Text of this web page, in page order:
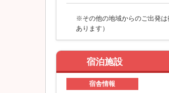
※その他の地域からのご出発
あります）
宿泊施設
宿舎情報